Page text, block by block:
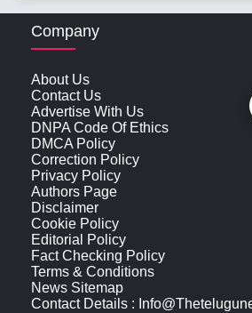
Company
About Us
Contact Us
Advertise With Us
DNPA Code Of Ethics
DMCA Policy
Correction Policy
Privacy Policy
Authors Page
Disclaimer
Cookie Policy
Editorial Policy
Fact Checking Policy
Terms & Conditions
News Sitemap
Contact Details :